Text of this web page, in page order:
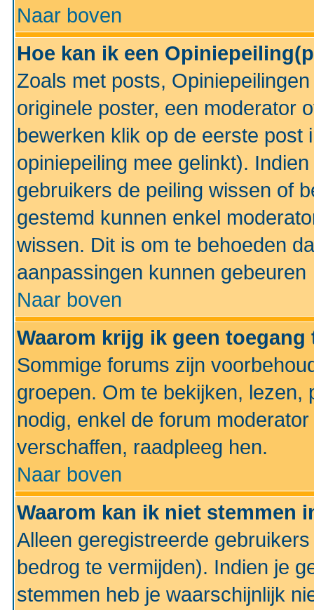
Naar boven
Hoe kan ik een
Zoals met posts,
originele poster, een moderator
bewerken klik op de eerste post
opiniepeiling mee gelinkt).
gebruikers de peiling wissen of
gestemd kunnen enkel
wissen. Dit is om te behoeden
aanpassingen kunnen gebeuren
Naar boven
Waarom krijg ik geen
Sommige forums zijn
groepen. Om te bekijken, lezen,
nodig, enkel de forum
verschaffen, raadpleeg hen.
Naar boven
Waarom kan ik niet stemmen
Alleen geregistreerde
bedrog te vermijden). Indien je
stemmen heb je waarschijnlijk